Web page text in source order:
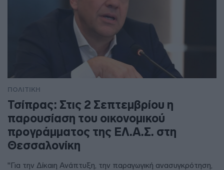
ΠΟΛΙΤΙΚΗ
Τσίπρας: Στις 2 Σεπτεμβρίου η
παρουσίαση του οικονομικού
προγράμματος της ΕΛ.Α.Σ. στη
Θεσσαλονίκη
"Για την Δίκαιη Ανάπτυξη, την παραγωγική ανασυγκρότηση,